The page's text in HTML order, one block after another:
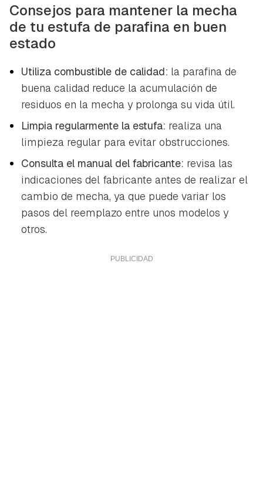
Consejos para mantener la mecha
de tu estufa de parafina en buen
estado
Utiliza combustible de calidad: la parafina de
buena calidad reduce la acumulación de
residuos en la mecha y prolonga su vida útil.
Limpia regularmente la estufa: realiza una
limpieza regular para evitar obstrucciones.
Consulta el manual del fabricante: revisa las
indicaciones del fabricante antes de realizar el
cambio de mecha, ya que puede variar los
pasos del reemplazo entre unos modelos y
otros.